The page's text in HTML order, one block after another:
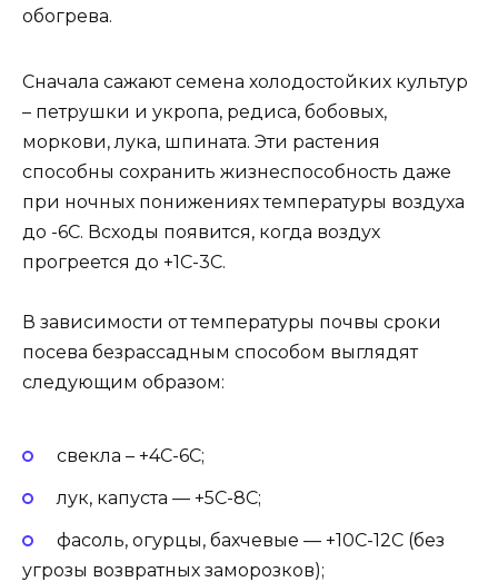
обогрева.
Сначала сажают семена холодостойких культур
– петрушки и укропа, редиса, бобовых,
моркови, лука, шпината. Эти растения
способны сохранить жизнеспособность даже
при ночных понижениях температуры воздуха
до -6С. Всходы появится, когда воздух
прогреется до +1С-3С.
В зависимости от температуры почвы сроки
посева безрассадным способом выглядят
следующим образом:
свекла – +4С-6С;
лук, капуста — +5С-8С;
фасоль, огурцы, бахчевые — +10С-12С (без
угрозы возвратных заморозков);